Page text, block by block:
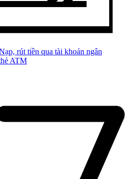
rút tiền qua tài khoản ngân
ATM